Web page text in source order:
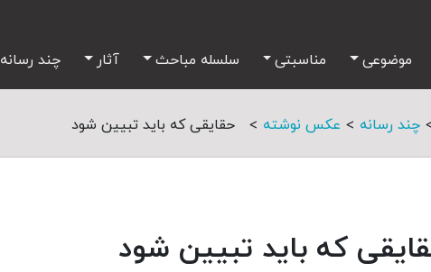
موضوعی مناسبتی سلسله مباحث آثار چند رسانه
چند رسانه > عکس نوشته > حقایقی که باید تبیین شود
که باید تبیین شود